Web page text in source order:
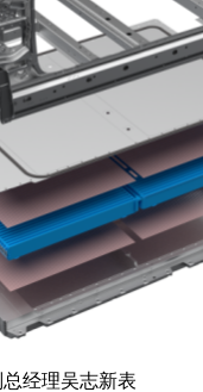
经理吴志新表